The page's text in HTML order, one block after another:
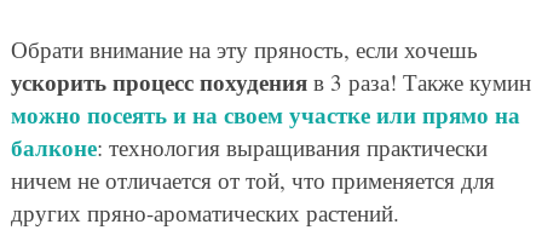
Обрати внимание на эту пряность, если хочешь
ускорить процесс похуденияв 3 раза! Также кумин
можно посеять и на своем участке или прямо на
балконе: технология выращивания практически
ничем не отличается от той, что применяется для
других пряно-ароматических растений.